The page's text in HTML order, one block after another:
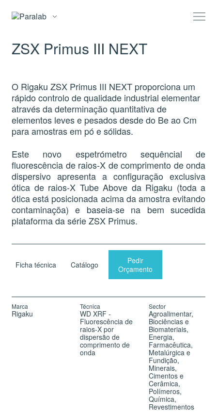
ZSX Primus III NEXT
O Rigaku ZSX Primus III NEXT proporciona um
rápido controlo de qualidade industrial elementar
através da determinação quantitativa de
elementos leves e pesados desde do Be ao Cm
para amostras em pó e sólidas.
Este novo espetrómetro sequêncial de
fluorescência de raios-X de comprimento de onda
dispersivo apresenta a configuração exclusiva
ótica de raios-X Tube Above da Rigaku (toda a
ótica está posicionada acima da amostra evitando
contaminaçõa) e baseia-se na bem sucedida
plataforma da série ZSX Primus.
Ficha técnica Catálogo
Pedir
Orçamento
Marca
Rigaku
Técnica
WD XRF -
Fluorescência de
raios-X por
dispersão de
comprimento de
onda
Sector
Agroalimentar
Biociências e
Biomateriais
Energia
Farmacêutica
Metalúrgica e
Fundição
Minerais,
Cimentos e
Cerâmica
Polímeros
Química
Revestimentos